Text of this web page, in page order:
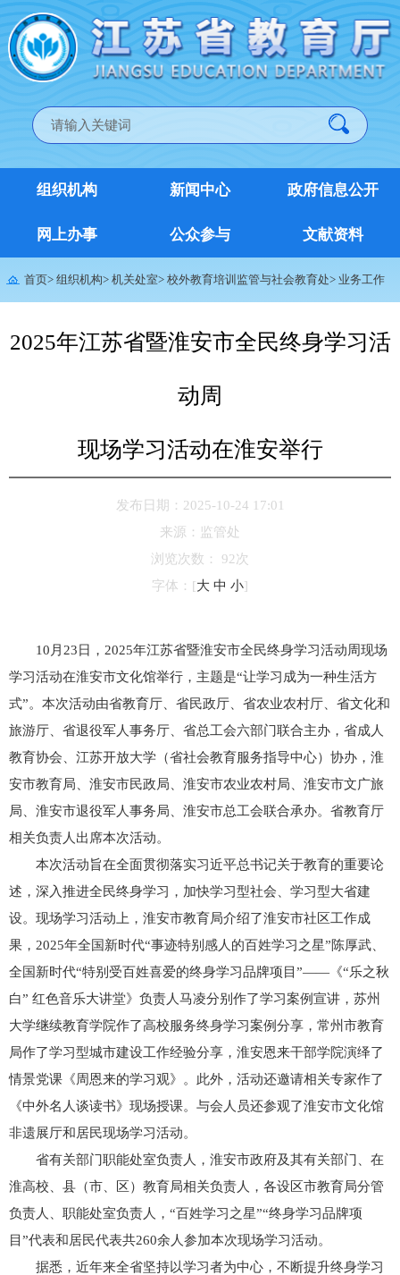
组织机构 新闻中心 政府信息公开
网上办事 公众参与 文献资料
首页> 组织机构> 机关处室> 校外教育培训监管与社会教育处> 业务工作
2025年江苏省暨淮安市全民终身学习活
动周
现场学习活动在淮安举行
发布日期：2025-10-24 17:01
来源： 监管处
浏览次数：
92次
字体： [大 中 小]
10月23日，2025年江苏省暨淮安市全民终身学习活动周现场
学习活动在淮安市文化馆举行，主题是“让学习成为一种生活方
式”。本次活动由省教育厅、省民政厅、省农业农村厅、省文化和
旅游厅、省退役军人事务厅、省总工会六部门联合主办，省成人
教育协会、江苏开放大学（省社会教育服务指导中心）协办，淮
安市教育局、淮安市民政局、淮安市农业农村局、淮安市文广旅
局、淮安市退役军人事务局、淮安市总工会联合承办。省教育厅
相关负责人出席本次活动。
本次活动旨在全面贯彻落实习近平总书记关于教育的重要论
述，深入推进全民终身学习，加快学习型社会、学习型大省建
设。现场学习活动上，淮安市教育局介绍了淮安市社区工作成
果，2025年全国新时代“事迹特别感人的百姓学习之星”陈厚武、
全国新时代“特别受百姓喜爱的终身学习品牌项目”——《“乐之秋
白” 红色音乐大讲堂》负责人马凌分别作了学习案例宣讲，苏州
大学继续教育学院作了高校服务终身学习案例分享，常州市教育
局作了学习型城市建设工作经验分享，淮安恩来干部学院演绎了
情景党课《周恩来的学习观》。此外，活动还邀请相关专家作了
《中外名人谈读书》现场授课。与会人员还参观了淮安市文化馆
非遗展厅和居民现场学习活动。
省有关部门职能处室负责人，淮安市政府及其有关部门、在
淮高校、县（市、区）教育局相关负责人，各设区市教育局分管
负责人、职能处室负责人，“百姓学习之星”“终身学习品牌项
目”代表和居民代表共260余人参加本次现场学习活动。
据悉，近年来全省坚持以学习者为中心，不断提升终身学习